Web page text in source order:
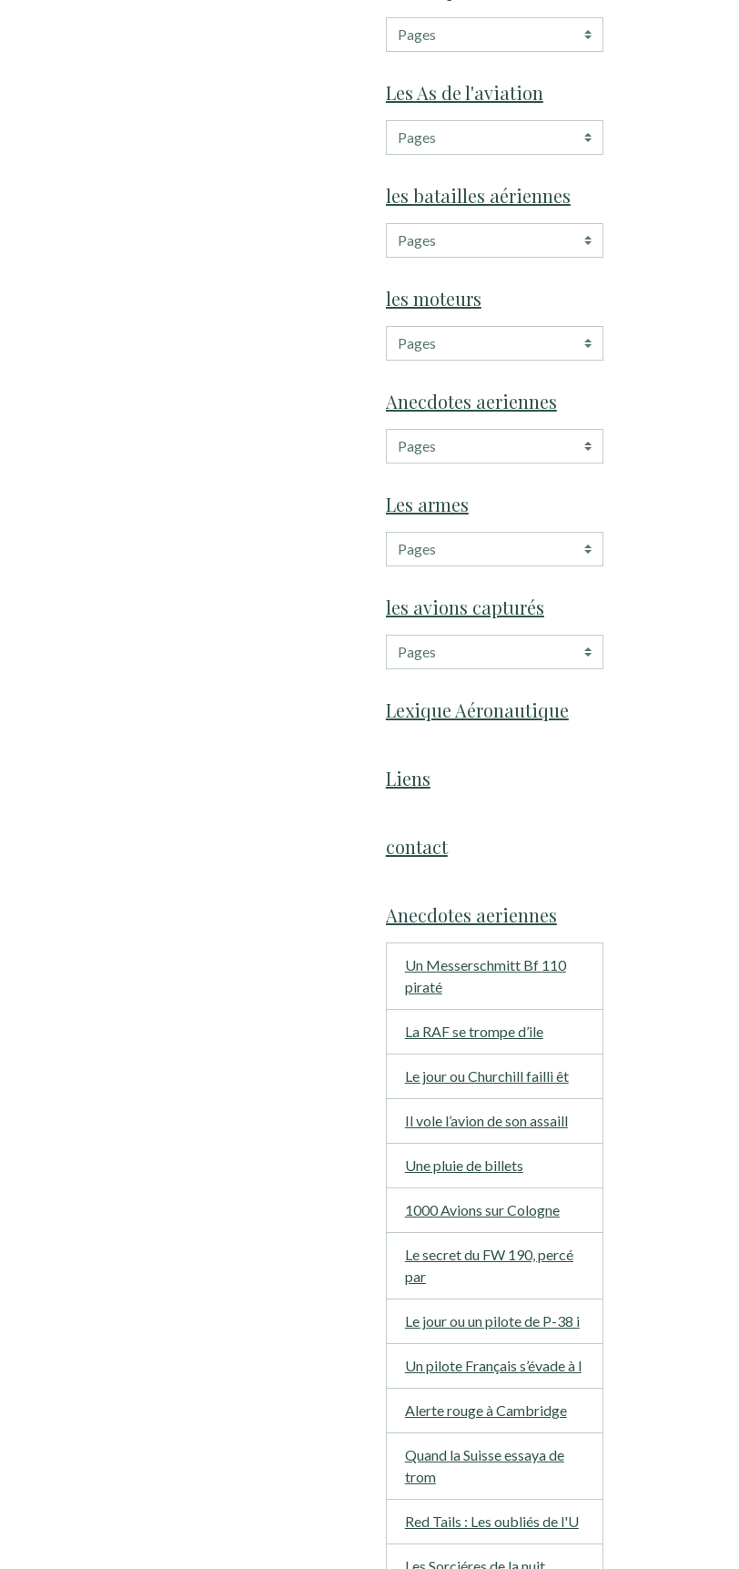
Les As de l'aviation
les batailles aériennes
les moteurs
Anecdotes aeriennes
Les armes
les avions capturés
Lexique Aéronautique
Liens
contact
Anecdotes aeriennes
Un Messerschmitt Bf 110
piraté
La RAF se trompe d’ile
Le jour ou Churchill failli êt
Il vole l’avion de son assaill
Une pluie de billets
1000 Avions sur Cologne
Le secret du FW 190, percé
par
Le jour ou un pilote de P-38 i
Un pilote Français s’évade à l
Alerte rouge à Cambridge
Quand la Suisse essaya de
trom
Red Tails : Les oubliés de l'U